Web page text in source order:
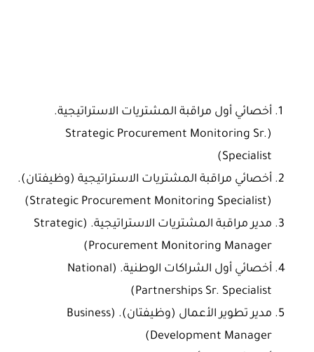
أخصائي أول مراقبة المشتريات الاستراتيجية.
(Strategic Procurement Monitoring Sr.
Specialist)
أخصائي مراقبة المشتريات الاستراتيجية (وظيفتان).
(Strategic Procurement Monitoring Specialist)
مدير مراقبة المشتريات الاستراتيجية. (Strategic
Procurement Monitoring Manager)
أخصائي أول الشراكات الوطنية. (National
Partnerships Sr. Specialist)
مدير تطوير الأعمال (وظيفتان). (Business
Development Manager)